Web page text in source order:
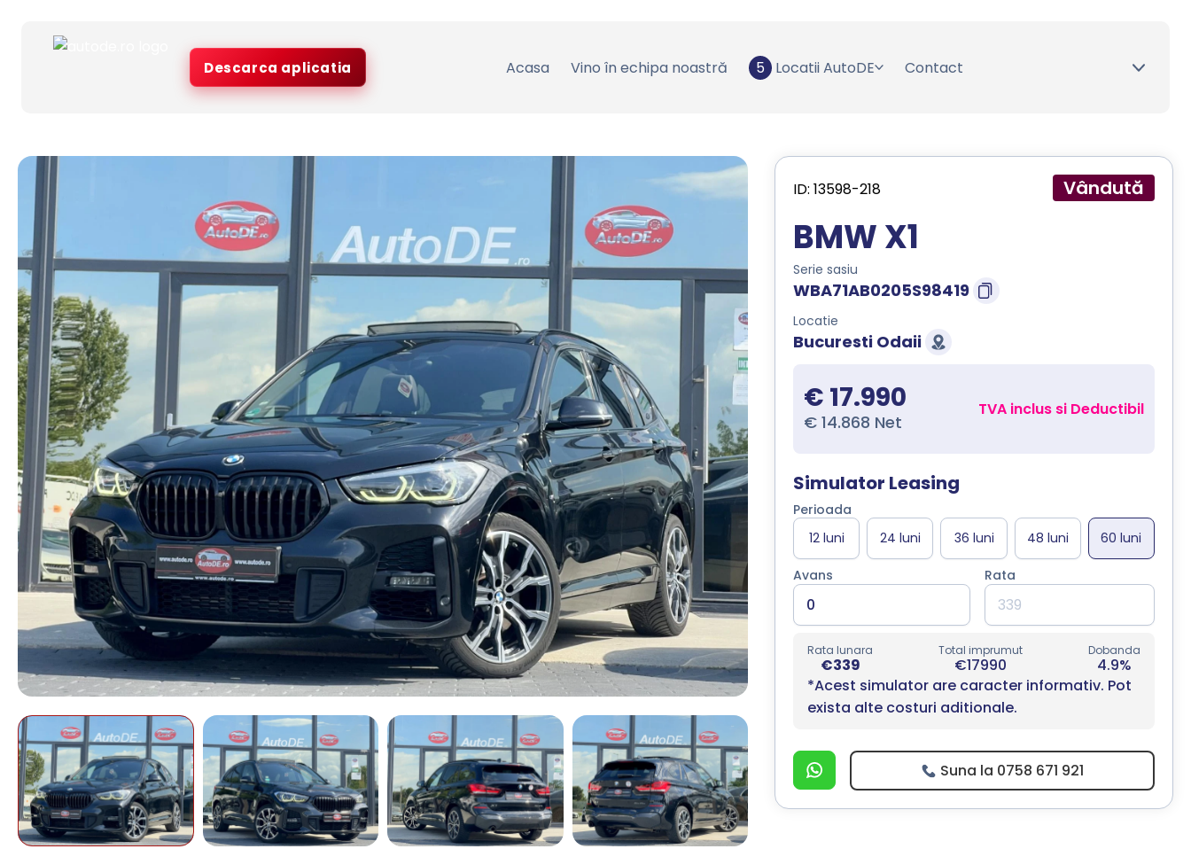
Descarca aplicatia Acasa Vino în echipa noastră 5 Locatii AutoDE Contact
ID: 13598-218 Vândută
BMW X1
Serie sasiu
WBA71AB0205S98419
Locatie
Bucuresti Odaii
€ 17.990
€ 14.868 Net
TVA inclus si Deductibil
Simulator Leasing
Perioada
Avans Rata
Rata lunara
€339
Total imprumut
€17990
Dobanda
4.9%
*Acest simulator are caracter informativ. Pot
exista alte costuri aditionale.
Suna la 0758 671 921